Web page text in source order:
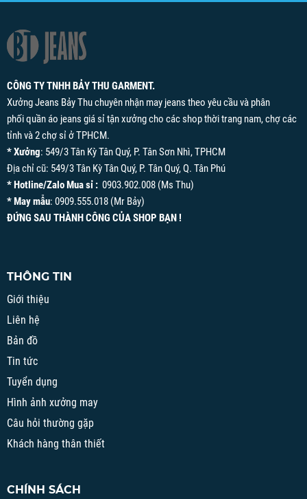
CÔNG TY TNHH BẢY THU GARMENT.
Xưởng Jeans Bảy Thu chuyên nhận may jeans theo yêu cầu và phân
phối quần áo jeans giá sỉ tận xưởng cho các shop thời trang nam, chợ các
tỉnh và 2 chợ sỉ ở TPHCM.
* Xưởng: 549/3 Tân Kỳ Tân Quý, P. Tân Sơn Nhì, TPHCM
Địa chỉ cũ: 549/3 Tân Kỳ Tân Quý, P. Tân Quý, Q. Tân Phú
* Hotline/Zalo Mua sỉ : 0903.902.008 (Ms Thu)
* May mẫu: 0909.555.018 (Mr Bảy)
ĐỨNG SAU THÀNH CÔNG CỦA SHOP BẠN !
THÔNG TIN
Giới thiệu
Liên hệ
Bản đồ
Tin tức
Tuyển dụng
Hình ảnh xưởng may
Câu hỏi thường gặp
Khách hàng thân thiết
CHÍNH SÁCH